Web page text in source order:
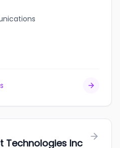
Technologies Inc